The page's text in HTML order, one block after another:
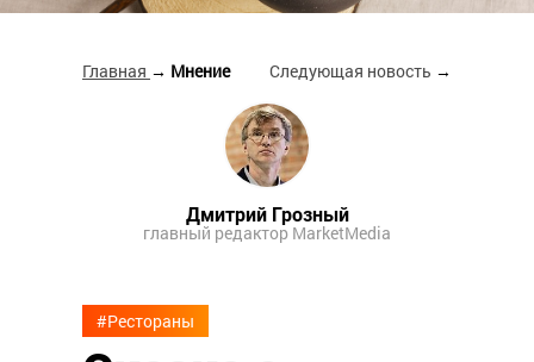
Главная → Мнение Следующая новость →
Дмитрий Грозный
главный редактор MarketMedia
#Рестораны